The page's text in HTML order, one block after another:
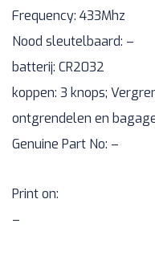
Frequency: 433Mhz
Nood sleutelbaard: –
batterij: CR2032
koppen: 3 knops;
ontgrendelen en
Genuine Part No: –
Print on:
–